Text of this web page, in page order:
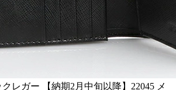
レガー 【納期2月中旬以降】22045 メ